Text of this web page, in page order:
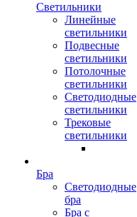
Светильники
Линейные
светильники
Подвесные
светильники
Потолочные
светильники
Светодиодные
светильники
Трековые
светильники
Бра
Светодиодные
бра
Бра с